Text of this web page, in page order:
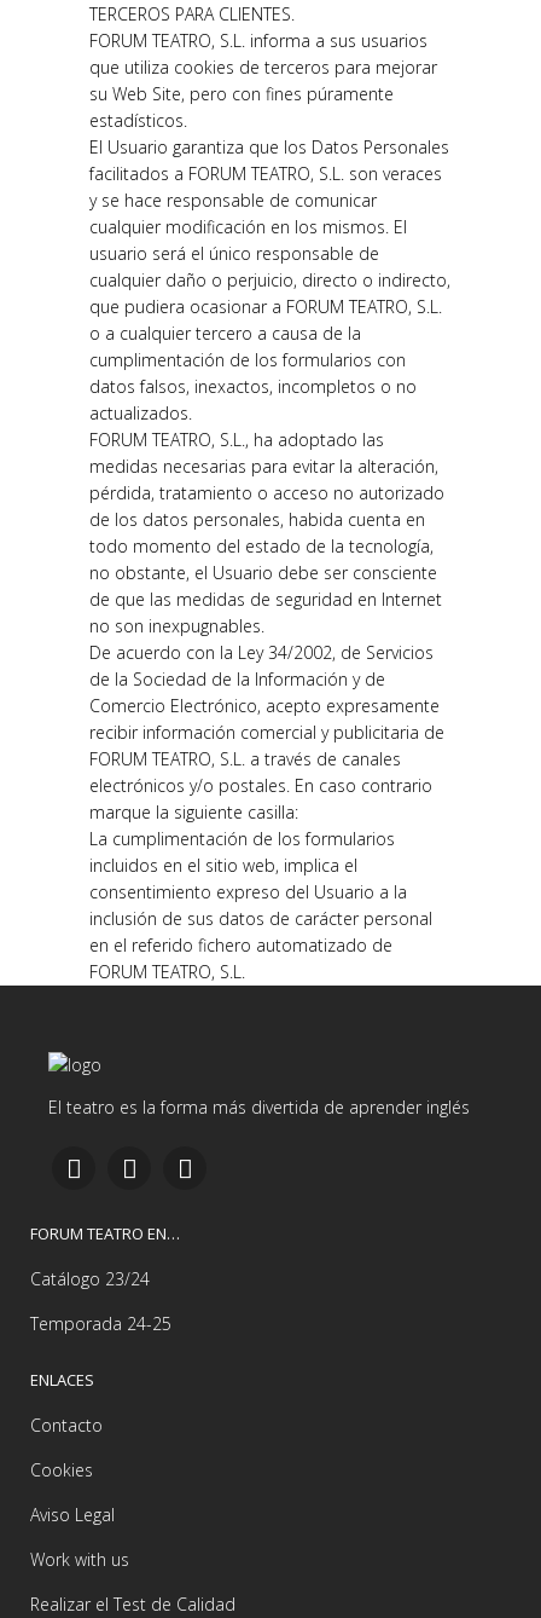
TERCEROS PARA CLIENTES.
FORUM TEATRO, S.L. informa a sus usuarios
que utiliza cookies de terceros para mejorar
su Web Site, pero con fines púramente
estadísticos.
El Usuario garantiza que los Datos Personales
facilitados a FORUM TEATRO, S.L. son veraces
y se hace responsable de comunicar
cualquier modificación en los mismos. El
usuario será el único responsable de
cualquier daño o perjuicio, directo o indirecto,
que pudiera ocasionar a FORUM TEATRO, S.L.
o a cualquier tercero a causa de la
cumplimentación de los formularios con
datos falsos, inexactos, incompletos o no
actualizados.
FORUM TEATRO, S.L., ha adoptado las
medidas necesarias para evitar la alteración,
pérdida, tratamiento o acceso no autorizado
de los datos personales, habida cuenta en
todo momento del estado de la tecnología,
no obstante, el Usuario debe ser consciente
de que las medidas de seguridad en Internet
no son inexpugnables.
De acuerdo con la Ley 34/2002, de Servicios
de la Sociedad de la Información y de
Comercio Electrónico, acepto expresamente
recibir información comercial y publicitaria de
FORUM TEATRO, S.L. a través de canales
electrónicos y/o postales. En caso contrario
marque la siguiente casilla:
La cumplimentación de los formularios
incluidos en el sitio web, implica el
consentimiento expreso del Usuario a la
inclusión de sus datos de carácter personal
en el referido fichero automatizado de
FORUM TEATRO, S.L.
El teatro es la forma más divertida de aprender inglés
FORUM TEATRO EN…
Catálogo 23/24
Temporada 24-25
ENLACES
Contacto
Cookies
Aviso Legal
Work with us
Realizar el Test de Calidad